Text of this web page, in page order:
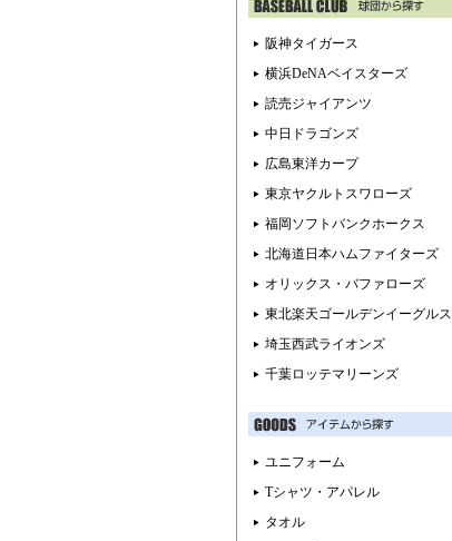
阪神タイガース
横浜DeNAベイスターズ
読売ジャイアンツ
中日ドラゴンズ
広島東洋カープ
東京ヤクルトスワローズ
福岡ソフトバンクホークス
北海道日本ハムファイターズ
オリックス・バファローズ
東北楽天ゴールデンイーグルス
埼玉西武ライオンズ
千葉ロッテマリーンズ
ユニフォーム
Tシャツ・アパレル
タオル